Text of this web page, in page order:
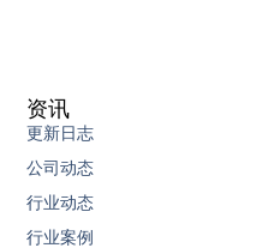
资讯
更新日志
公司动态
行业动态
行业案例